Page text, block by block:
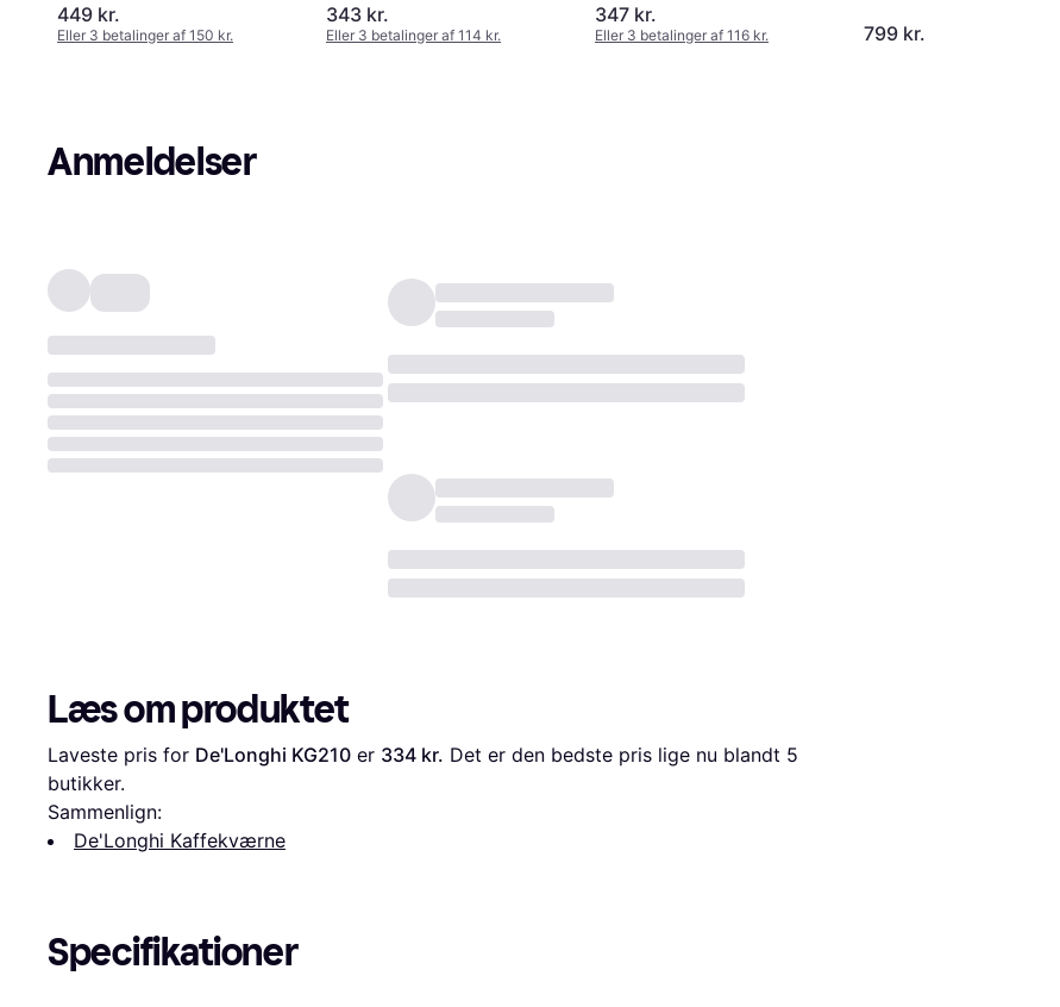
449 kr.
Eller 3 betalinger af 150 kr.
343 kr.
Eller 3 betalinger af 114 kr.
347 kr.
Eller 3 betalinger af 116 kr. 799 kr.
Anmeldelser
Læs om produktet
Laveste pris for De'Longhi KG210 er 334 kr. Det er den bedste pris lige nu blandt 5
butikker.
Sammenlign:
De'Longhi Kaffekværne
Specifikationer